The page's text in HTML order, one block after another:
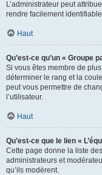
L’administrateur peut
rendre facilement
Haut
Qu’est-ce qu’un « Groupe
Si vous êtes membre de
déterminer le rang et la
peut vous permettre de
l’utilisateur.
Haut
Qu’est-ce que le lien «
Cette page donne la liste
administrateurs et
qu’ils modèrent.